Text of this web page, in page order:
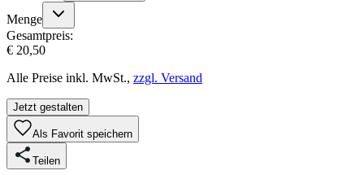
Menge
Gesamtpreis:
€ 20,50
Alle Preise inkl. MwSt., zzgl. Versand
Jetzt gestalten
Als Favorit speichern
Teilen